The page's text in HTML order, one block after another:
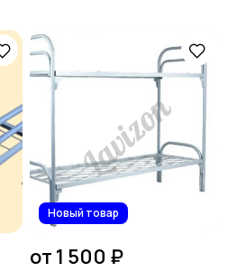
Новый товар
от 1 500 ₽